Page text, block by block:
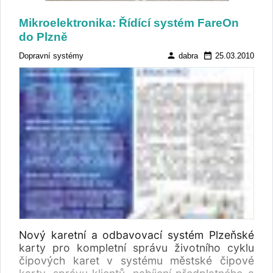
Mikroelektronika: Řídící systém FareOn
do Plzně
Dopravní systémy person dabra date_range 25.03.2010
Nový karetní a odbavovací systém Plzeňské
karty pro kompletní správu životního cyklu
čipových karet v systému městské čipové